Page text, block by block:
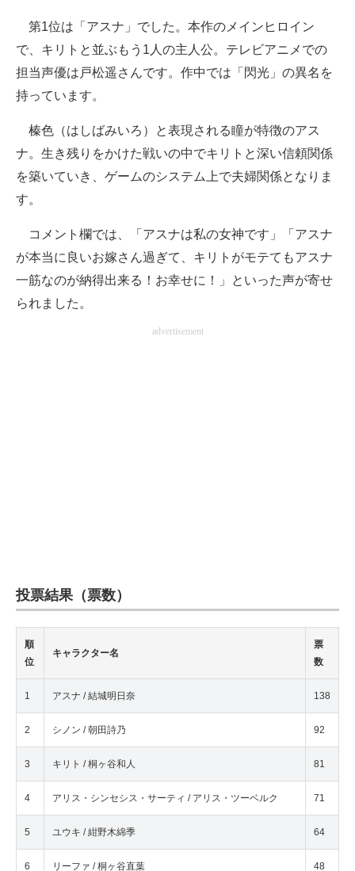
第1位は「アスナ」でした。本作のメインヒロイン
で、キリトと並ぶもう1人の主人公。テレビアニメでの
担当声優は戸松遥さんです。作中では「閃光」の異名を
持っています。
榛色（はしばみいろ）と表現される瞳が特徴のアス
ナ。生き残りをかけた戦いの中でキリトと深い信頼関係
を築いていき、ゲームのシステム上で夫婦関係となりま
す。
コメント欄では、「アスナは私の女神です」「アスナ
が本当に良いお嫁さん過ぎて、キリトがモテてもアスナ
一筋なのが納得出来る！お幸せに！」といった声が寄せ
られました。
advertisement
投票結果（票数）
順
位
キャラクター名
票
数
1 アスナ / 結城明日奈 138
2 シノン / 朝田詩乃 92
3 キリト / 桐ヶ谷和人 81
4 アリス・シンセシス・サーティ / アリス・ツーベルク 71
5 ユウキ / 紺野木綿季 64
6 リーファ / 桐ヶ谷直葉 48